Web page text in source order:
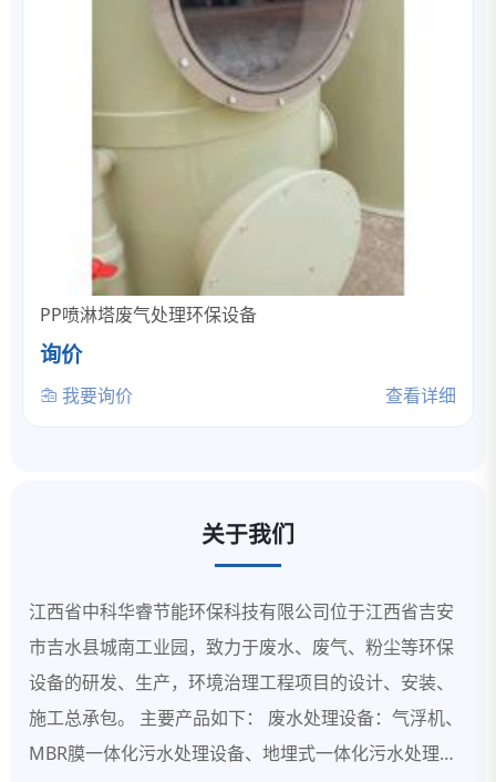
PP喷淋塔废气处理环保设备
询价
我要询价 查看详细
关于我们
江西省中科华睿节能环保科技有限公司位于江西省吉安
市吉水县城南工业园，致力于废水、废气、粉尘等环保
设备的研发、生产，环境治理工程项目的设计、安装、
施工总承包。 主要产品如下： 废水处理设备：气浮机、
MBR膜一体化污水处理设备、地埋式一体化污水处理设